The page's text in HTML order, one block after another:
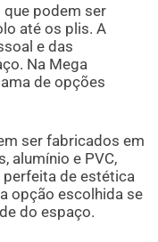
podem ser
até os plis. A
e das
Na Mega
de opções
ser fabricados em
alumínio e PVC,
de estética
opção escolhida se
do espaço.